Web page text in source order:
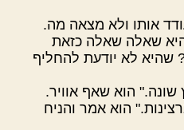
אותו ולא מצאה מה.
שאלה שאלה כזאת
שהיא לא יודעת להחליף
שונה." הוא שאף אוויר.
הוא אמר והניח